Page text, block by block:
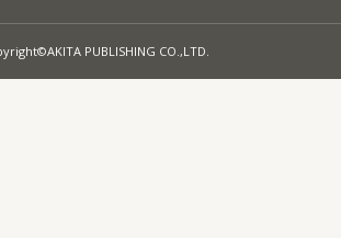
PUBLISHING CO.,LTD.